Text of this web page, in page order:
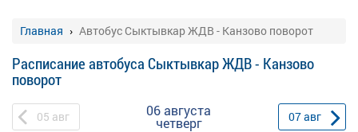
Главная Автобус Сыктывкар ЖДВ - Канзово поворот
Расписание автобуса Сыктывкар ЖДВ - Канзово
поворот
05 авг 06 августа
четверг 07авг